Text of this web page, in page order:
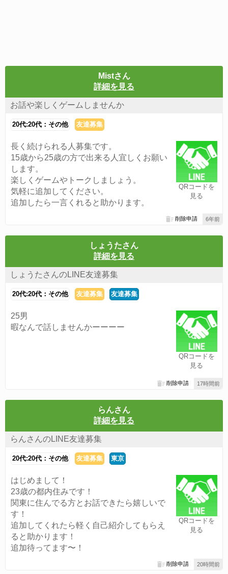
Mistさん
詳細を見る
お話や楽しくゲームしませんか
20代:20代：その他 友達募集
QRコードを
見る
長く続けられる人募集です。
15歳から25歳の方で出来る人宜しくお願い
します。
楽しくゲームやトークしましょう。
気軽に追加してください。
追加したら一言くれると助かります。
6年前
削除申請
しょうたさん
詳細を見る
しょうたさんのLINE友達募集
20代:20代：その他 友達募集 友達募集
QRコードを
見る
25男
暇なんで話しませんかーーーー
17時間前
削除申請
らんさん
詳細を見る
らんさんのLINE友達募集
20代:20代：その他 友達募集 東京
QRコードを
見る
はじめまして！
23歳の都内住みです！
関東に住んでる方とお話できたら嬉しいで
す！
追加してくれたら軽く自己紹介してもらえ
ると助かります！
追加待ってます〜！
20時間前
削除申請